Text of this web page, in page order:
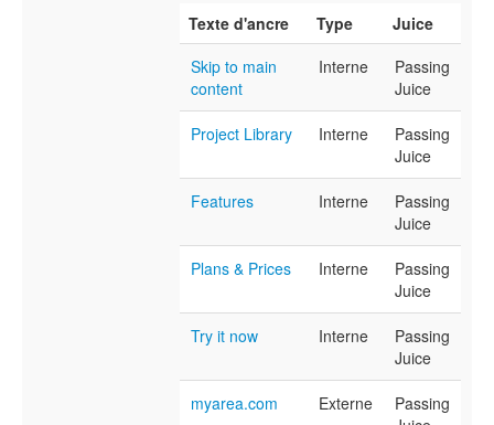
Texte d'ancre Type
Juice
Skip to main
content
Interne
Passing
Juice
Project Library Interne
Passing
Juice
Features Interne
Passing
Juice
Plans & Prices Interne
Passing
Juice
Try it now Interne
Passing
Juice
myarea.com Externe
Passing